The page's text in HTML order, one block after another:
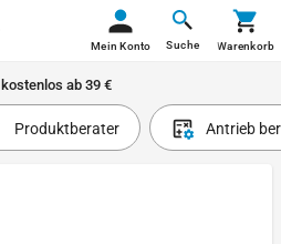
Suche
Mein Konto Warenkorb
kostenlos ab 39 €
Produktberater Antrieb